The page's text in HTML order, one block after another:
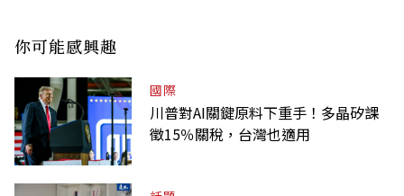
你可能感興趣
國際
川普對AI關鍵原料下重手！多晶矽課
徵15％關稅，台灣也適用